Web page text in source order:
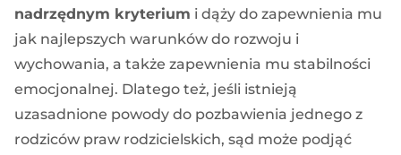
nadrzędnym kryterium i dąży do zapewnienia mu
jak najlepszych warunków do rozwoju i
wychowania, a także zapewnienia mu stabilności
emocjonalnej. Dlatego też, jeśli istnieją
uzasadnione powody do pozbawienia jednego z
rodziców praw rodzicielskich, sąd może podjąć